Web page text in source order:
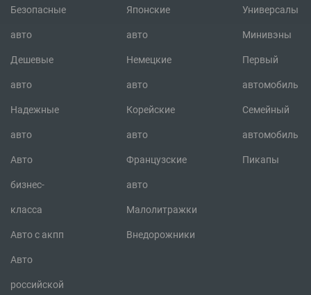
Безопасные
авто
Дешевые
авто
Надежные
авто
Авто
бизнес-
класса
Авто с акпп
Авто
российской
Японские
авто
Немецкие
авто
Корейские
авто
Французские
авто
Малолитражки
Внедорожники
Универсалы
Минивэны
Первый
автомобиль
Семейный
автомобиль
Пикапы